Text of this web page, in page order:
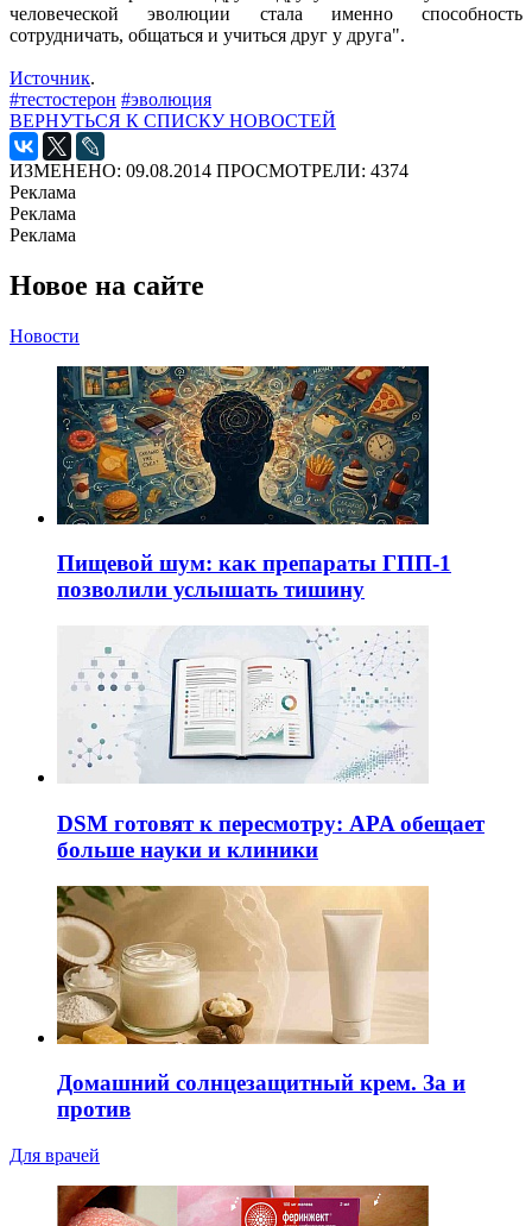
человеческой эволюции стала именно способность
сотрудничать, общаться и учиться друг у друга".
Источник.
#тестостерон #эволюция
ВЕРНУТЬСЯ К СПИСКУ НОВОСТЕЙ
ИЗМЕНЕНО: 09.08.2014 ПРОСМОТРЕЛИ: 4374
Реклама
Реклама
Реклама
Новое на сайте
Новости
Пищевой шум: как препараты ГПП-1
позволили услышать тишину
DSM готовят к пересмотру: APA обещает
больше науки и клиники
Домашний солнцезащитный крем. За и
против
Для врачей